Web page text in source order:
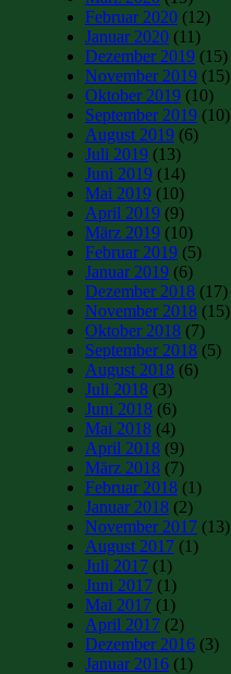
Februar 2020 (12)
Januar 2020 (11)
Dezember 2019 (15)
November 2019 (15)
Oktober 2019 (10)
September 2019 (10)
August 2019 (6)
Juli 2019 (13)
Juni 2019 (14)
Mai 2019 (10)
April 2019 (9)
März 2019 (10)
Februar 2019 (5)
Januar 2019 (6)
Dezember 2018 (17)
November 2018 (15)
Oktober 2018 (7)
September 2018 (5)
August 2018 (6)
Juli 2018 (3)
Juni 2018 (6)
Mai 2018 (4)
April 2018 (9)
März 2018 (7)
Februar 2018 (1)
Januar 2018 (2)
November 2017 (13)
August 2017 (1)
Juli 2017 (1)
Juni 2017 (1)
Mai 2017 (1)
April 2017 (2)
Dezember 2016 (3)
Januar 2016 (1)